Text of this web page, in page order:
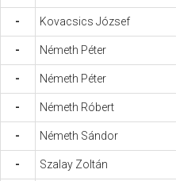
- Kovacsics József
- Németh Péter
- Németh Péter
- Németh Róbert
- Németh Sándor
- Szalay Zoltán